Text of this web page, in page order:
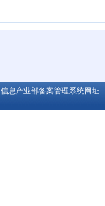
信息产业部备案管理系统网址